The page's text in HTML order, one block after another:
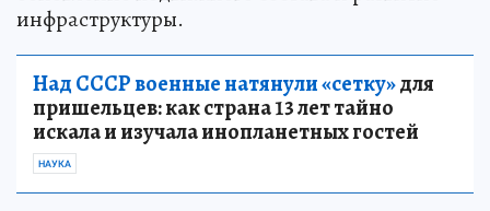
инфраструктуры.
Над СССР военные натянули «сетку»для
пришельцев: как страна 13 лет тайно
искала и изучала инопланетных гостей
НАУКА